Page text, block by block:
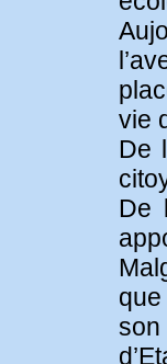
vie
De
De
son